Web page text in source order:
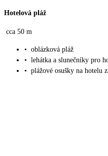
Hotelová pláž
cca 50 m
• oblázková pláž
• lehátka a slunečníky pro
• plážové osušky na hotelu